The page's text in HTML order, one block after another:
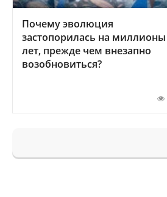
Почему эволюция
застопорилась на миллионы
лет, прежде чем внезапно
возобновиться?